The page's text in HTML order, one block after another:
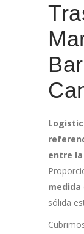
entre la
medida
sólida